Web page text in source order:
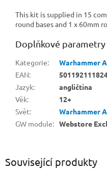
Související produkty
This kit is supplied in 15
round bases and 1 x 60mm
Doplňkové parametry
Kategorie:
Warhammer
EAN:
Jazyk:
angličtina
Věk:
12+
Svět:
Warhammer
GW module: Webstore